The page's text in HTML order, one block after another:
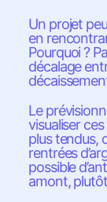
Un projet
en
Pourquoi ?
décalage
Le
visualiser
plus tendus,
rentrées
possible
amont,